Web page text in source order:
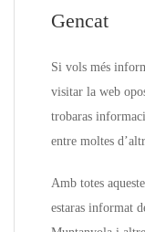
Gencat
Si vols més
visitar la web
trobaras
entre moltes
Amb totes
estaras informat